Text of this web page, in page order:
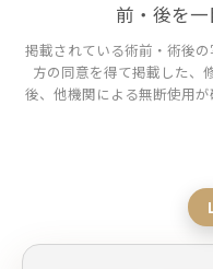
前・後を一
掲載されている術前・術後
方の同意を得て掲載した、
後、他機関による無断使用